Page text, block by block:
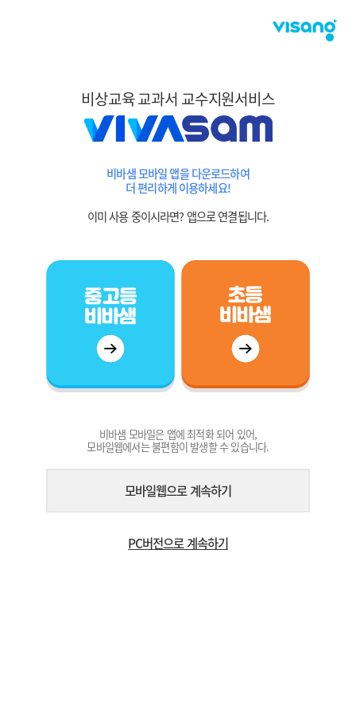
비상교육 교과서 교수지원서비스
비바샘 모바일 앱을 다운로드하여
더 편리하게 이용하세요!
이미 사용 중이시라면? 앱으로 연결됩니다.
비바샘 모바일은 앱에 최적화 되어 있어,
모바일웹에서는 불편함이 발생할 수 있습니다.
모바일웹으로 계속하기
PC버전으로 계속하기